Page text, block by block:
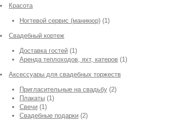
Красота
Ногтевой сервис (маникюр) (1)
Свадебный кортеж
Доставка гостей (1)
Аренда теплоходов, яхт, катеров (1)
Аксессуары для свадебных торжеств
Пригласительные на свадьбу (2)
Плакаты (1)
Свечи (1)
Свадебные подарки (2)